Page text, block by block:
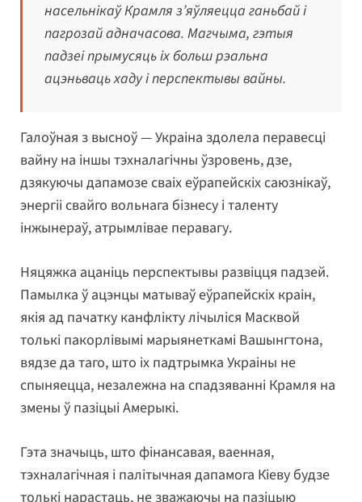
насельнікаў Крамля з’яўляецца ганьбай і
пагрозай адначасова. Магчыма, гэтыя
падзеі прымусяць іх больш рэальна
ацэньваць хаду і перспектывы вайны.
Галоўная з высноў — Украіна здолела перавесці
вайну на іншы тэхналагічны ўзровень, дзе,
дзякуючы дапамозе сваіх еўрапейскіх саюзнікаў,
энергіі свайго вольнага бізнесу і таленту
інжынераў, атрымлівае перавагу.
Няцяжка ацаніць перспектывы развіцця падзей.
Памылка ў ацэнцы матываў еўрапейскіх краін,
якія ад пачатку канфлікту лічыліся Масквой
толькі пакорлівымі марыянеткамі Вашынгтона,
вядзе да таго, што іх падтрымка Украіны не
спыняецца, незалежна на спадзяванні Крамля на
змены ў пазіцыі Амерыкі.
Гэта значыць, што фінансавая, ваенная,
тэхналагічная і палітычная дапамога Кіеву будзе
толькі нарастаць, не зважаючы на пазіцыю